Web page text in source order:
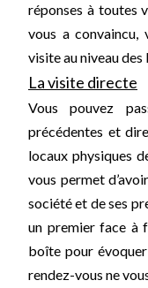
réponses à toutes
vous a convaincu,
visite au niveau
La visite directe
Vous pouvez
précédentes et
locaux physiques
vous permet
société et de ses
un premier face à
boîte pour
rendez-vous ne